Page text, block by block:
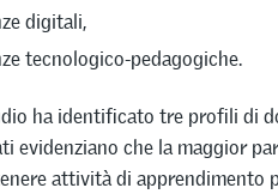
digitali,
tecnologico-pedagogiche.
ha identificato tre profili di
evidenziano che la maggior
attività di apprendimento